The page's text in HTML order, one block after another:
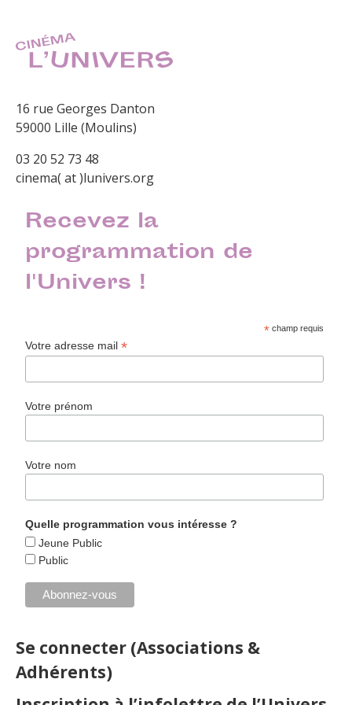
16 rue Georges Danton
59000 Lille (Moulins)
03 20 52 73 48
cinema( at )lunivers.org
Recevez la
programmation de
l'Univers !
* champ requis
Votre adresse mail*
Votre prénom
Votre nom
Quelle programmation vous intéresse ?
Jeune Public
Public
Se connecter (Associations &
Adhérents)